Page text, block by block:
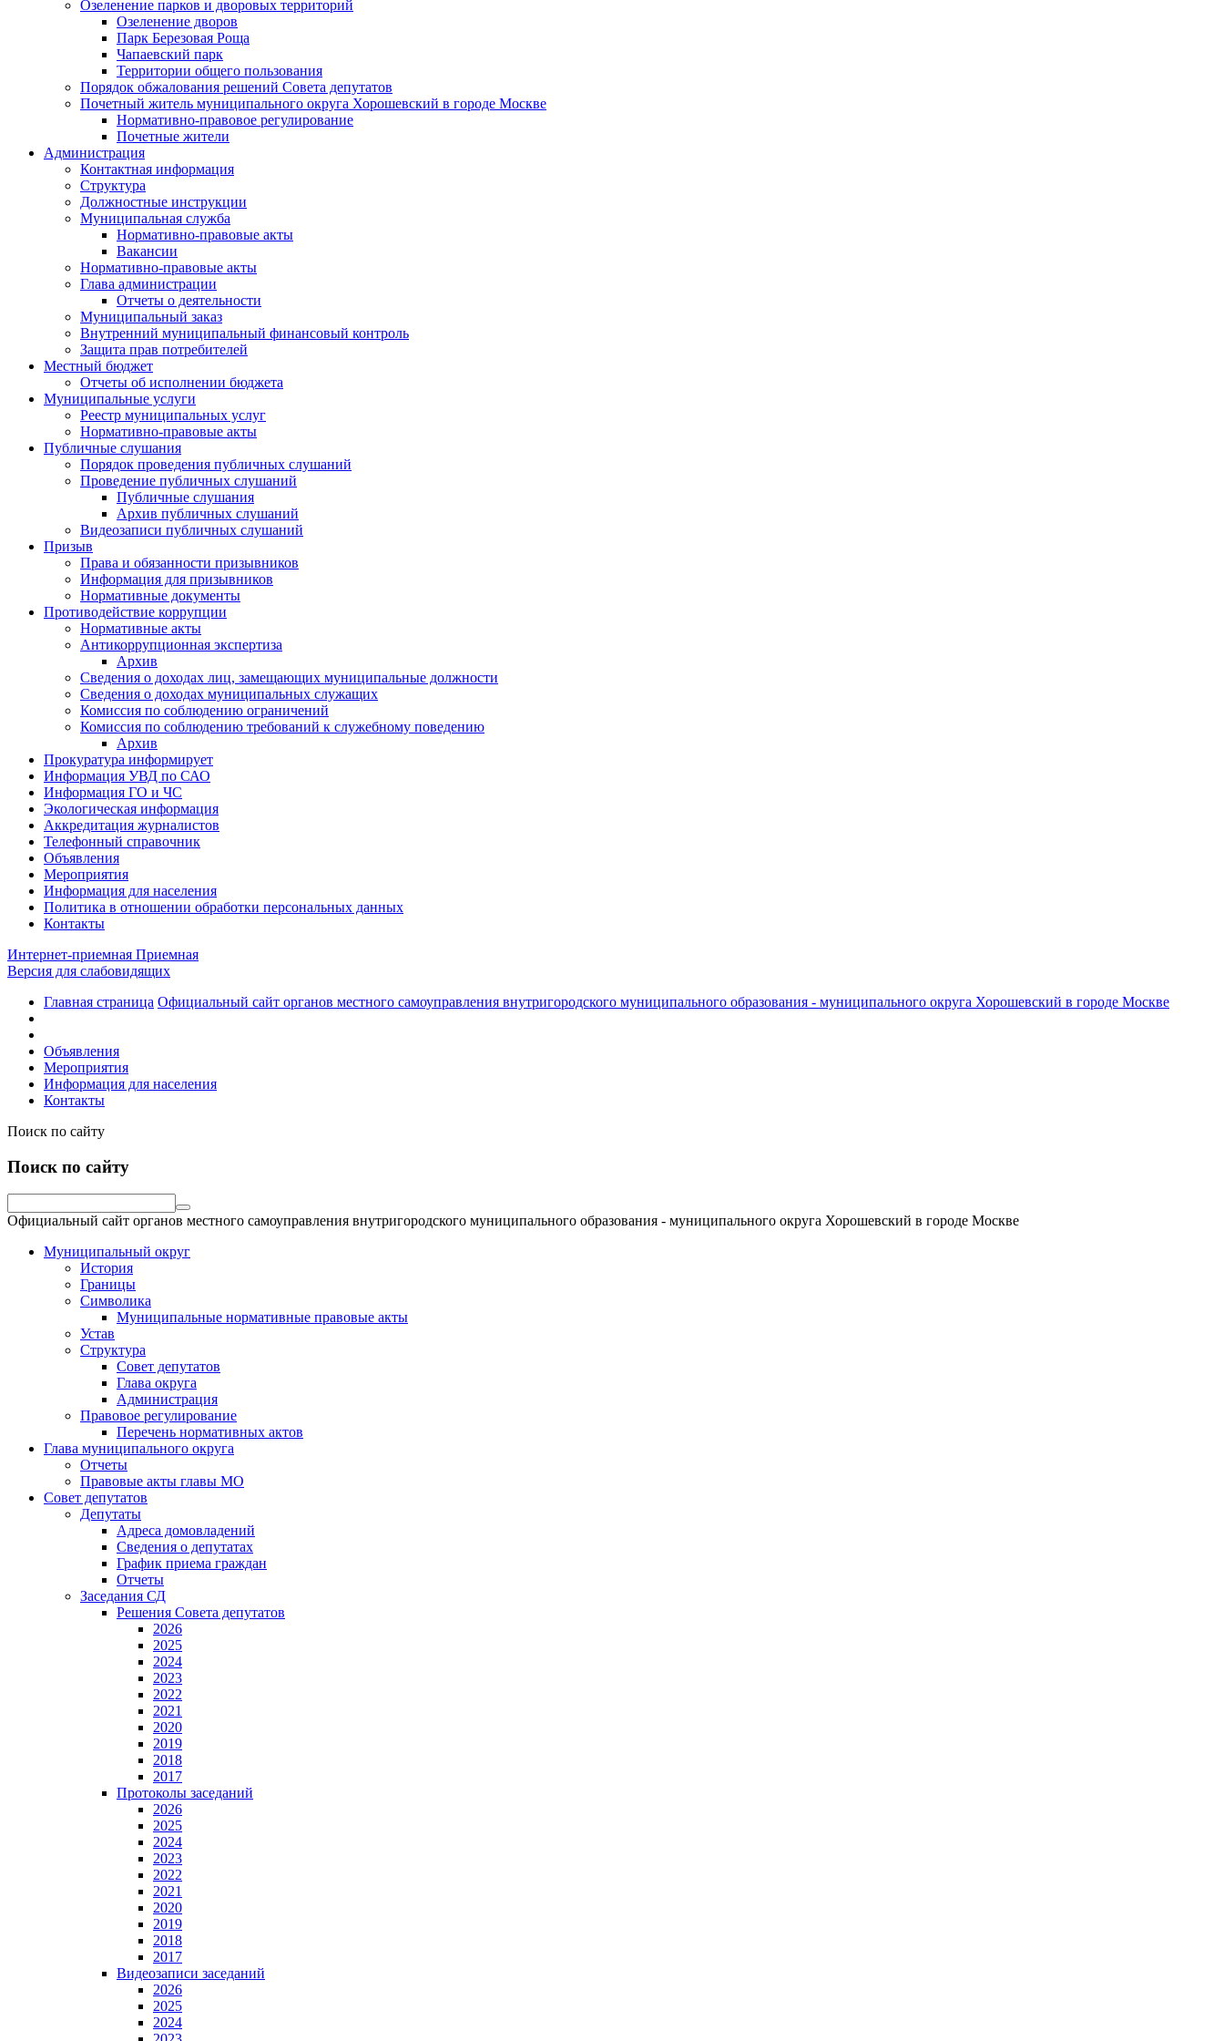
Озеленение парков и дворовых территорий
Озеленение дворов
Парк Березовая Роща
Чапаевский парк
Территории общего пользования
Порядок обжалования решений Совета депутатов
Почетный житель муниципального округа Хорошевский в городе Москве
Нормативно-правовое регулирование
Почетные жители
Администрация
Контактная информация
Структура
Должностные инструкции
Муниципальная служба
Нормативно-правовые акты
Вакансии
Нормативно-правовые акты
Глава администрации
Отчеты о деятельности
Муниципальный заказ
Внутренний муниципальный финансовый контроль
Защита прав потребителей
Местный бюджет
Отчеты об исполнении бюджета
Муниципальные услуги
Реестр муниципальных услуг
Нормативно-правовые акты
Публичные слушания
Порядок проведения публичных слушаний
Проведение публичных слушаний
Публичные слушания
Архив публичных слушаний
Видеозаписи публичных слушаний
Призыв
Права и обязанности призывников
Информация для призывников
Нормативные документы
Противодействие коррупции
Нормативные акты
Антикоррупционная экспертиза
Архив
Сведения о доходах лиц, замещающих муниципальные должности
Сведения о доходах муниципальных служащих
Комиссия по соблюдению ограничений
Комиссия по соблюдению требований к служебному поведению
Архив
Прокуратура информирует
Информация УВД по САО
Информация ГО и ЧС
Экологическая информация
Аккредитация журналистов
Телефонный справочник
Объявления
Мероприятия
Информация для населения
Политика в отношении обработки персональных данных
Контакты
Интернет-приемная Приемная
Версия для слабовидящих
Главная страница Официальный сайт органов местного самоуправления внутригородского муниципального образования - муниципального округа Хорошевский в городе Москве
Объявления
Мероприятия
Информация для населения
Контакты
Поиск по сайту
Поиск по сайту
Официальный сайт органов местного самоуправления внутригородского муниципального образования - муниципального округа Хорошевский в городе Москве
Муниципальный округ
История
Границы
Символика
Муниципальные нормативные правовые акты
Устав
Структура
Совет депутатов
Глава округа
Администрация
Правовое регулирование
Перечень нормативных актов
Глава муниципального округа
Отчеты
Правовые акты главы МО
Совет депутатов
Депутаты
Адреса домовладений
Сведения о депутатах
График приема граждан
Отчеты
Заседания СД
Решения Совета депутатов
2026
2025
2024
2023
2022
2021
2020
2019
2018
2017
Протоколы заседаний
2026
2025
2024
2023
2022
2021
2020
2019
2018
2017
Видеозаписи заседаний
2026
2025
2024